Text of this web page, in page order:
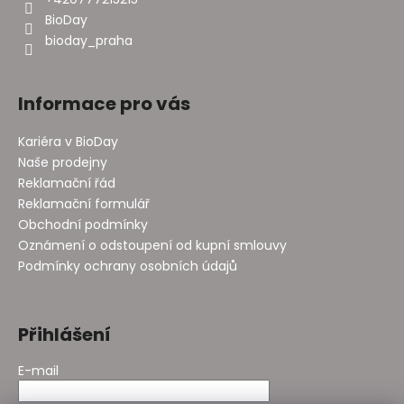
BioDay
bioday_praha
Informace pro vás
Kariéra v BioDay
Naše prodejny
Reklamační řád
Reklamační formulář
Obchodní podmínky
Oznámení o odstoupení od kupní smlouvy
Podmínky ochrany osobních údajů
Přihlášení
E-mail